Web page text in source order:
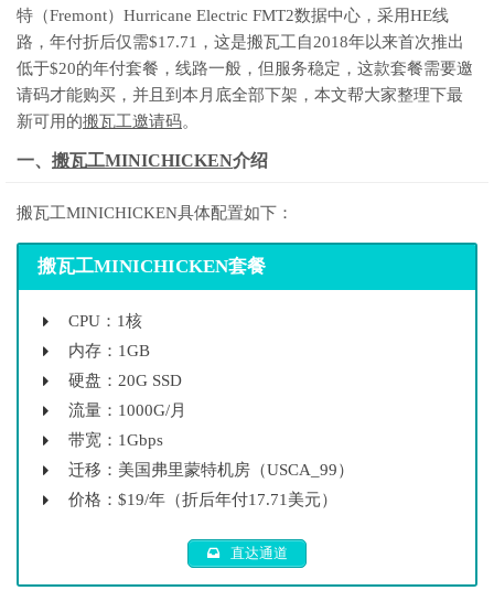
特（Fremont）Hurricane Electric FMT2数据中心，采用HE线
路，年付折后仅需$17.71，这是搬瓦工自2018年以来首次推出
低于$20的年付套餐，线路一般，但服务稳定，这款套餐需要邀
请码才能购买，并且到本月底全部下架，本文帮大家整理下最
新可用的搬瓦工邀请码。
一、 搬瓦工MINICHICKEN介绍
搬瓦工MINICHICKEN具体配置如下：
搬瓦工MINICHICKEN套餐
CPU：1核
内存：1GB
硬盘：20G SSD
流量：1000G/月
带宽：1Gbps
迁移：美国弗里蒙特机房（USCA_99）
价格：$19/年（折后年付17.71美元）
直达通道